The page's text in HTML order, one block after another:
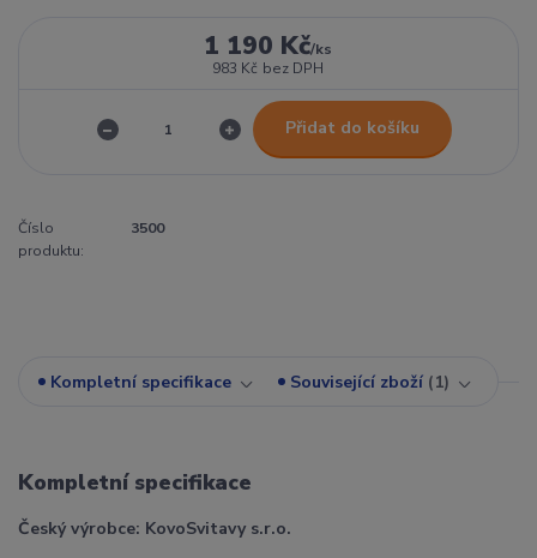
1 190 Kč/ks
983 Kč bez DPH
Přidat do košíku
Číslo
produktu:
3500
Kompletní specifikace Související zboží 1
Kompletní specifikace
Český výrobce: KovoSvitavy s.r.o.